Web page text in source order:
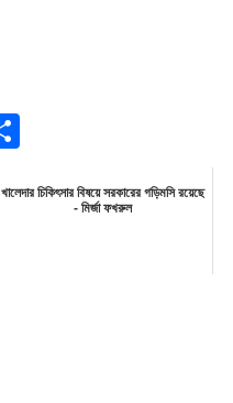
খালেদার চিকিৎসার বিষয়ে সরকারের গড়িমসি রয়েছে
- মির্জা ফখরুল